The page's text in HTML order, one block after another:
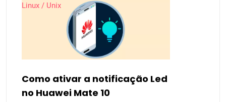
Linux / Unix
Como ativar a notificação Led
no Huawei Mate 10